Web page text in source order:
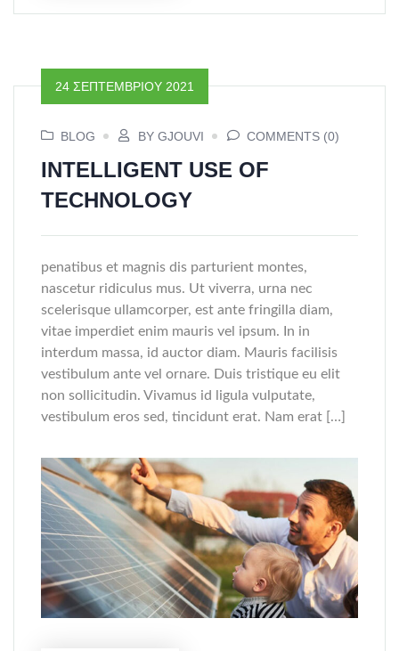
24 ΣΕΠΤΕΜΒΡΊΟΥ 2021
BLOG BY GJOUVI COMMENTS (0)
INTELLIGENT USE OF
TECHNOLOGY
penatibus et magnis dis parturient montes,
nascetur ridiculus mus. Ut viverra, urna nec
scelerisque ullamcorper, est ante fringilla diam,
vitae imperdiet enim mauris vel ipsum. In in
interdum massa, id auctor diam. Mauris facilisis
vestibulum ante vel ornare. Duis tristique eu elit
non sollicitudin. Vivamus id ligula vulputate,
vestibulum eros sed, tincidunt erat. Nam erat […]